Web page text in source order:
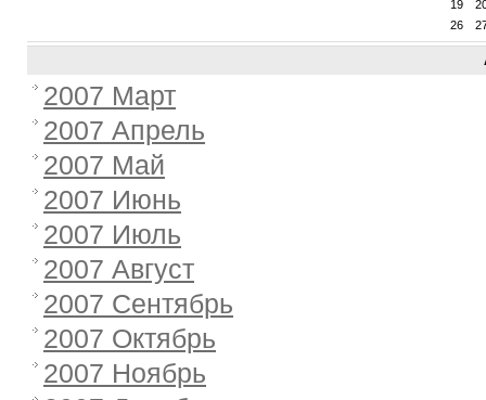
19
26
2007 Март
2007 Апрель
2007 Май
2007 Июнь
2007 Июль
2007 Август
2007 Сентябрь
2007 Октябрь
2007 Ноябрь